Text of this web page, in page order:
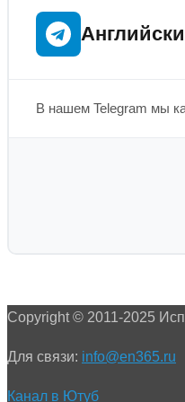
В нашем Telegram мы
Copyright © 2011-2025
Для связи: info@en365.ru
Канал в Ютуб